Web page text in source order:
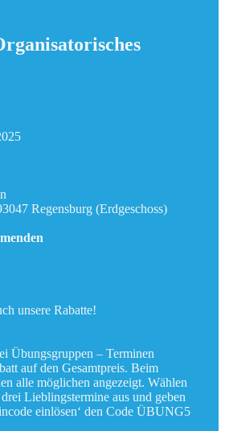
Regensburg (Erdgeschoss)
unsere Rabatte!
Übungsgruppen – Terminen
auf den Gesamtpreis. Beim
alle möglichen angezeigt. Wählen
Lieblingstermine aus und geben
einlösen‘ den Code ÜBUNG5